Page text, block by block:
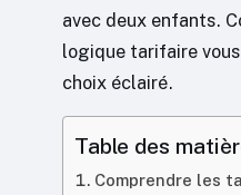
avec deux enfants.
logique tarifaire
choix éclairé.
Table des
Comprendre les